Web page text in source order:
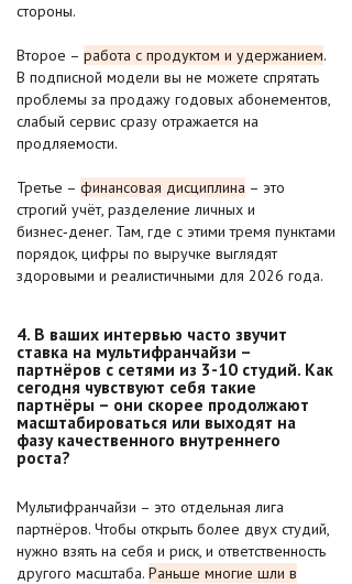
стороны.
Второе – работа с продуктом и удержанием.
В подписной модели вы не можете спрятать
проблемы за продажу годовых абонементов,
слабый сервис сразу отражается на
продляемости.
Третье – финансовая дисциплина – это
строгий учёт, разделение личных и
бизнес‑денег. Там, где с этими тремя пунктами
порядок, цифры по выручке выглядят
здоровыми и реалистичными для 2026 года.
4. В ваших интервью часто звучит
ставка на мультифранчайзи –
партнёров с сетями из 3-10 студий. Как
сегодня чувствуют себя такие
партнёры – они скорее продолжают
масштабироваться или выходят на
фазу качественного внутреннего
роста?
Мультифранчайзи – это отдельная лига
партнёров. Чтобы открыть более двух студий,
нужно взять на себя и риск, и ответственность
другого масштаба. Раньше многие шли в